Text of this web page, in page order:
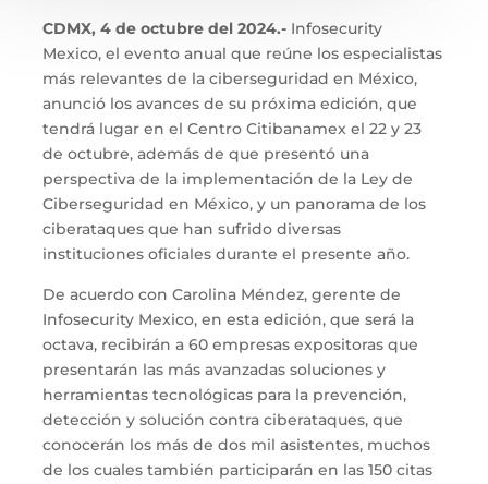
CDMX, 4 de octubre del 2024.- Infosecurity
Mexico, el evento anual que reúne los especialistas
más relevantes de la ciberseguridad en México,
anunció los avances de su próxima edición, que
tendrá lugar en el Centro Citibanamex el 22 y 23
de octubre, además de que presentó una
perspectiva de la implementación de la Ley de
Ciberseguridad en México, y un panorama de los
ciberataques que han sufrido diversas
instituciones oficiales durante el presente año.
De acuerdo con Carolina Méndez, gerente de
Infosecurity Mexico, en esta edición, que será la
octava, recibirán a 60 empresas expositoras que
presentarán las más avanzadas soluciones y
herramientas tecnológicas para la prevención,
detección y solución contra ciberataques, que
conocerán los más de dos mil asistentes, muchos
de los cuales también participarán en las 150 citas